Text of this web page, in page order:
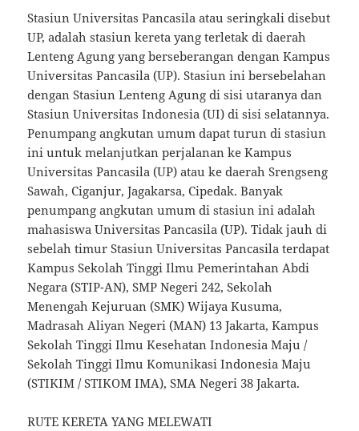
Stasiun Universitas Pancasila atau seringkali disebut
UP, adalah stasiun kereta yang terletak di daerah
Lenteng Agung yang berseberangan dengan Kampus
Universitas Pancasila (UP). Stasiun ini bersebelahan
dengan Stasiun Lenteng Agung di sisi utaranya dan
Stasiun Universitas Indonesia (UI) di sisi selatannya.
Penumpang angkutan umum dapat turun di stasiun
ini untuk melanjutkan perjalanan ke Kampus
Universitas Pancasila (UP) atau ke daerah Srengseng
Sawah, Ciganjur, Jagakarsa, Cipedak. Banyak
penumpang angkutan umum di stasiun ini adalah
mahasiswa Universitas Pancasila (UP). Tidak jauh di
sebelah timur Stasiun Universitas Pancasila terdapat
Kampus Sekolah Tinggi Ilmu Pemerintahan Abdi
Negara (STIP-AN), SMP Negeri 242, Sekolah
Menengah Kejuruan (SMK) Wijaya Kusuma,
Madrasah Aliyan Negeri (MAN) 13 Jakarta, Kampus
Sekolah Tinggi Ilmu Kesehatan Indonesia Maju /
Sekolah Tinggi Ilmu Komunikasi Indonesia Maju
(STIKIM / STIKOM IMA), SMA Negeri 38 Jakarta.
RUTE KERETA YANG MELEWATI